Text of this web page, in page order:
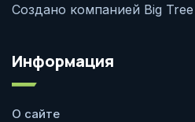
Создано компанией Big
Информация
О сайте